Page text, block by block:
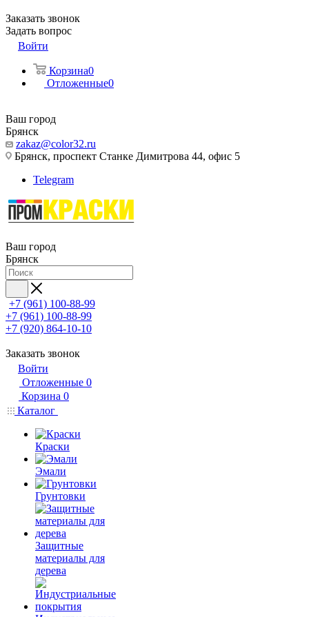
Заказать звонок
Задать вопрос
Войти
Корзина0
Отложенные0
Ваш город
Брянск
zakaz@color32.ru
Брянск, проспект Станке Димитрова 44, офис 5
Telegram
Ваш город
Брянск
+7 (961) 100-88-99
+7 (961) 100-88-99
+7 (920) 864-10-10
Заказать звонок
Войти
Отложенные 0
Корзина 0
Каталог
Краски
Эмали
Грунтовки
Защитные
материалы для
дерева